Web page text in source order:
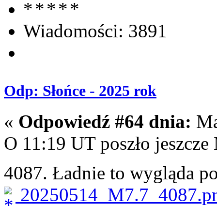
Wiadomości: 3891
Odp: Słońce - 2025 rok
« Odpowiedź #64 dnia:
O 11:19 UT poszło
4087. Ładnie to wygląda